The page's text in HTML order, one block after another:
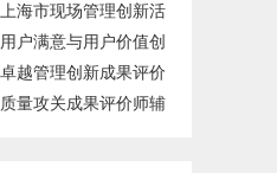
海市现场管理创新活
户满意与用户价值创
点评价结果的通知
越管理创新成果评价
量攻关成果评价师辅